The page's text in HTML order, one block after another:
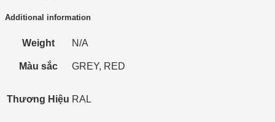
Additional information
Weight N/A
Màu sắc GREY, RED
Thương Hiệu RAL